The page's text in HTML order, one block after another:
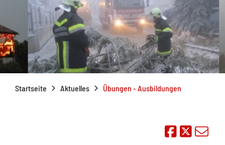
Startseite Aktuelles Übungen - Ausbildungen
Auf